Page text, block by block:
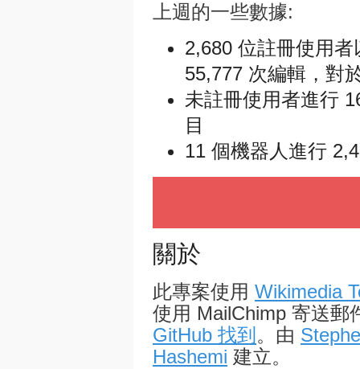
上週的一些數據:
2,680 位註冊使用
55,777 次編輯，對
未註冊使用者進行
目
11 個機器人進行
關於
此專案使用 Wikimedia
使用 MailChimp 寄送郵
GitHub 找到 。由
Hashemi 建立。